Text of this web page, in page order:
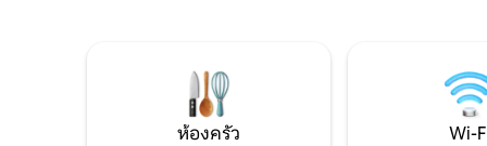
พลาดอะไรเลย ทุกมุมถูกสร้างสรรค์ด้วย
ความรักเพื่อให้คุณรู้สึกเหมือนอยู่บ้าน…
หรือดีกว่านั้น ✨
ร่วมกัน
ต้นไม้เรี
ห้องครัว Wi-